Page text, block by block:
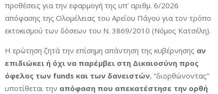
προθέσεις για την εφαρμογή της υπ’ αριθμ. 6/2026
απόφασης της Ολομέλειας του Αρείου Πάγου για τον τρόπο
εκτοκισμού των δόσεων του Ν. 3869/2010 (Νόμος Κατσέλη).
Η ερώτηση ζητά την επίσημη απάντηση της κυβέρνησης αν
επιδιώκει ή όχι να παρέμβει στη Δικαιοσύνη προς
όφελος των funds και των δανειστών, “διορθώνοντας”
υποτίθεται την απόφαση που απεκατέστησε την ορθή